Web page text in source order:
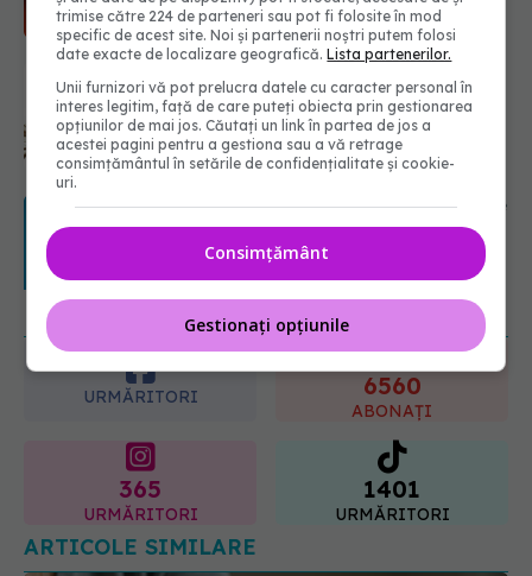
ani care acționează într-un loc
neașteptat
08.08.2026, 16:00
Transpirații nocturne: semnul ignorat
care poate ascunde probleme
serioase de sănătate
URMĂREȘTE-NE ȘI PE:
URMĂRITORI
365
URMĂRITORI
1401
URMĂRITORI
trimise către 224 de parteneri sau pot fi folosite în mod
specific de acest site. Noi și partenerii noștri putem folosi
date exacte de localizare geografică.Lista partenerilor.
Unii furnizori vă pot prelucra datele cu caracter personal în
interes legitim, față de care puteți obiecta prin gestionarea
opțiunilor de mai jos. Căutați un link în partea de jos a
acestei pagini pentru a gestiona sau a vă retrage
consimțământul în setările de confidențialitate și cookie-
uri.
Consimțământ
Gestionați opțiunile